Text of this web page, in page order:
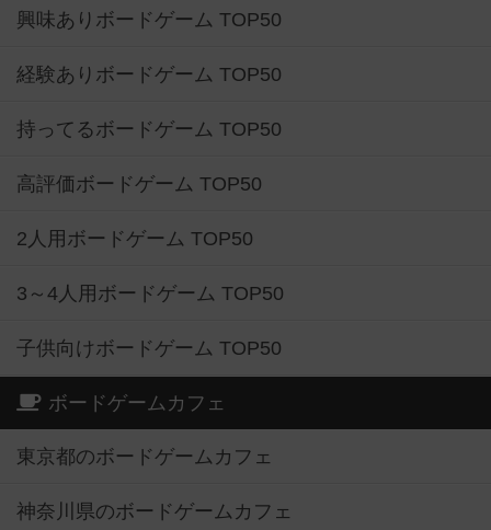
興味ありボードゲーム TOP50
経験ありボードゲーム TOP50
持ってるボードゲーム TOP50
高評価ボードゲーム TOP50
2人用ボードゲーム TOP50
3～4人用ボードゲーム TOP50
子供向けボードゲーム TOP50
ボードゲームカフェ
東京都のボードゲームカフェ
神奈川県のボードゲームカフェ